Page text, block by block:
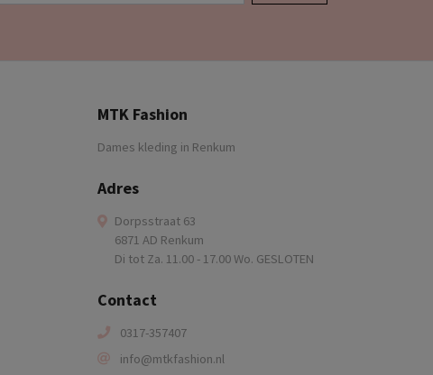
MTK Fashion
Dames kleding in Renkum
Adres
Dorpsstraat 63
6871 AD Renkum
Di tot Za. 11.00 - 17.00 Wo. GESLOTEN
Contact
0317-357407
info@mtkfashion.nl